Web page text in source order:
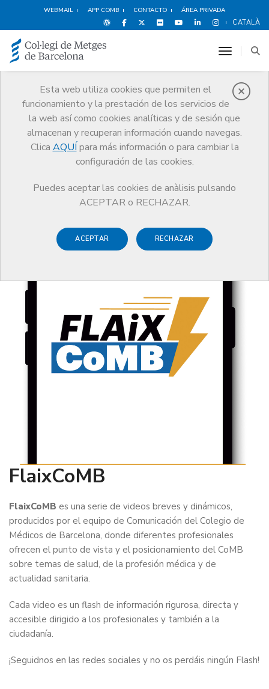
WEBMAIL APP COMB CONTACTO ÁREA PRIVADA
CATALÀ
Esta web utiliza cookies que permiten el
funcionamiento y la prestación de los servicios de
la web así como cookies analíticas y de sesión que
almacenan y recuperan información cuando navegas.
Clica AQUÍ para más información o para cambiar la
configuración de las cookies.
Puedes aceptar las cookies de anàlisis pulsando
ACEPTAR o RECHAZAR.
ACEPTAR RECHAZAR
toggle
FlaixCoMB
Comunicación
FlaixCoMB
FlaixCoMB es una serie de videos breves y dinámicos,
producidos por el equipo de Comunicación del Colegio de
Médicos de Barcelona, donde diferentes profesionales
ofrecen el punto de vista y el posicionamiento del CoMB
sobre temas de salud, de la profesión médica y de
actualidad sanitaria.
Cada video es un flash de información rigurosa, directa y
accesible dirigido a los profesionales y también a la
ciudadanía.
¡Seguidnos en las redes sociales y no os perdáis ningún Flash!